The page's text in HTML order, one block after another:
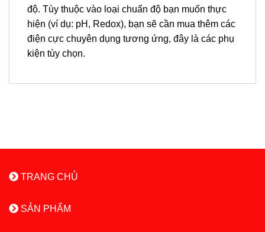
độ. Tùy thuộc vào loại chuẩn độ bạn muốn thực
hiện (ví dụ: pH, Redox), bạn sẽ cần mua thêm các
điện cực chuyên dụng tương ứng, đây là các phụ
kiện tùy chọn.
TRANG CHỦ
SẢN PHẨM